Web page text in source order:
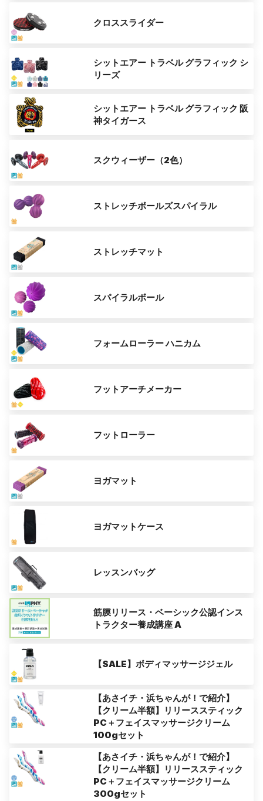
クロススライダー
シットエアー トラベル グラフィック シ
リーズ
シットエアー トラベル グラフィック 阪
神タイガース
スクウィーザー（2色）
ストレッチボールズスパイラル
ストレッチマット
スパイラルボール
フォームローラー ハニカム
フットアーチメーカー
フットローラー
ヨガマット
ヨガマットケース
レッスンバッグ
筋膜リリース・ベーシック公認インス
トラクター養成講座 A
【SALE】ボディマッサージジェル
【あさイチ・浜ちゃんが！で紹介】
【クリーム半額】リリーススティック
PC＋フェイスマッサージクリーム
100gセット
【あさイチ・浜ちゃんが！で紹介】
【クリーム半額】リリーススティック
PC＋フェイスマッサージクリーム
300gセット